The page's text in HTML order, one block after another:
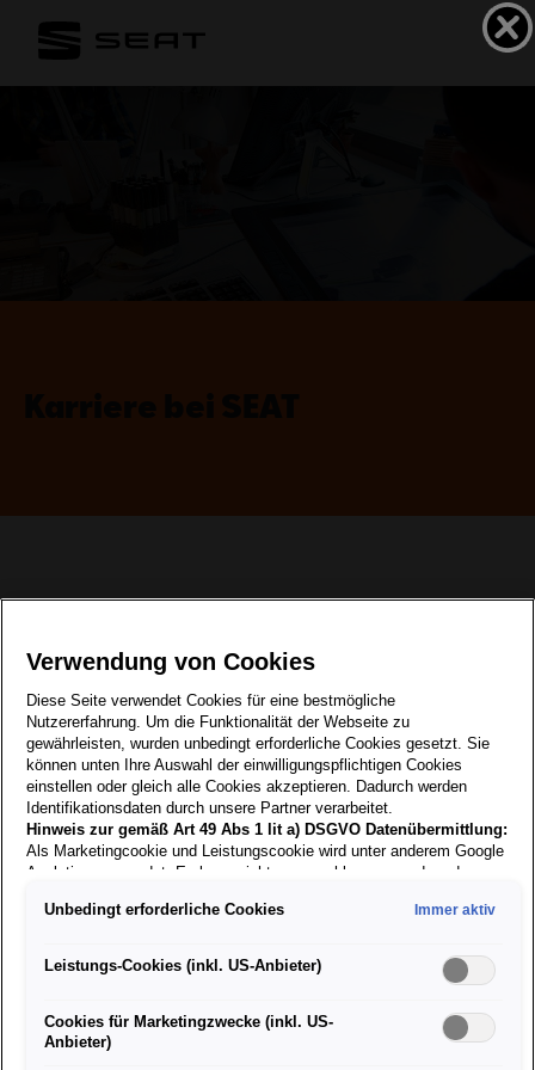
01.06.2026
Kfz-Lackierer/in & Spengler/in
𝐀𝐮𝐟𝐠𝐚𝐛𝐞𝐧𝐠𝐞𝐛𝐢𝐞𝐭:
Lackierfähige Vorbereitung von Teilen und
Selbstständiges Ausführen von Lackieraufträgen
Farbfindung und Erstellung der Rezeptur
Einbauen neuer Karosserieteile
Verwendung von Cookies
Diese Seite verwendet Cookies für eine bestmögliche
Nutzererfahrung. Um die Funktionalität der Webseite zu
gewährleisten, wurden unbedingt erforderliche Cookies gesetzt. Sie
können unten Ihre Auswahl der einwilligungspflichtigen Cookies
einstellen oder gleich alle Cookies akzeptieren. Dadurch werden
Identifikationsdaten durch unsere Partner verarbeitet.
Hinweis zur gemäß Art 49 Abs 1 lit a) DSGVO Datenübermittlung:
Als Marketingcookie und Leistungscookie wird unter anderem Google
Analytics verwendet. Es kann nicht ausgeschlossen werden, dass
die USA (insbesondere dort an die Google LLC) weitergibt. In den
gleichwertiges Datenschutzniveau und es fehlt an einem
Angemessenheitsbeschluss der Europäischen Kommission. Hieraus
Betroffener in den USA nicht wirksam durchsetzen können, in den
USA keine Datenschutzgrundsätze bestehen, und weil nicht
Unbedingt erforderliche Cookies Immer aktiv
Leistungs-Cookies (inkl. US-Anbieter)
Cookies für Marketingzwecke (inkl. US-
Anbieter)